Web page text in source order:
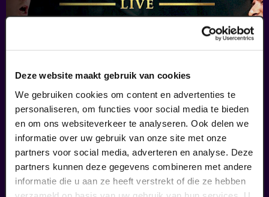
Deze website maakt gebruik van cookies
We gebruiken cookies om content en advertenties te
personaliseren, om functies voor social media te bieden
en om ons websiteverkeer te analyseren. Ook delen we
informatie over uw gebruik van onze site met onze
partners voor social media, adverteren en analyse. Deze
partners kunnen deze gegevens combineren met andere
informatie die u aan ze heeft verstrekt of die ze hebben
Viva Classic Live
FilmMuziek
v.a. € 64,75| Klassiek
05